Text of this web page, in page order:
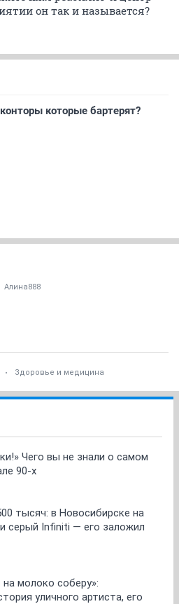
он так и называется?
которые бартерят?
Алина888
Здоровье и медицина
Чего вы не знали о самом
90-х
тысяч: в Новосибирске на
серый Infiniti — его заложил
молоко соберу»:
уличного артиста, его